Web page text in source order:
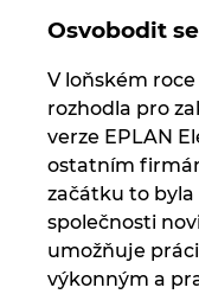
Osvobodit
V loňském roce
rozhodla pro
verze EPLAN
ostatním
začátku to
společnosti
umožňuje
výkonným a